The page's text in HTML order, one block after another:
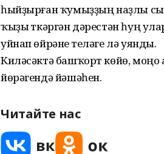
һыйҙырған ҡумыҙҙың наҙлы
ҡыҙы үткәргән дәрестән һуң
уйнап өйрәнеү теләге лә уянды.
Киләсәктә башҡорт көйө,
йөрәгендә йәшәһен.
Читайте нас